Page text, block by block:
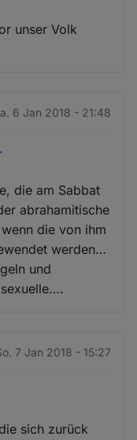
unser Volk
6 Jan 2018 - 21:48
die am Sabbat
abrahamitische
die von ihm
werden…
und
7 Jan 2018 - 15:27
sich zurück